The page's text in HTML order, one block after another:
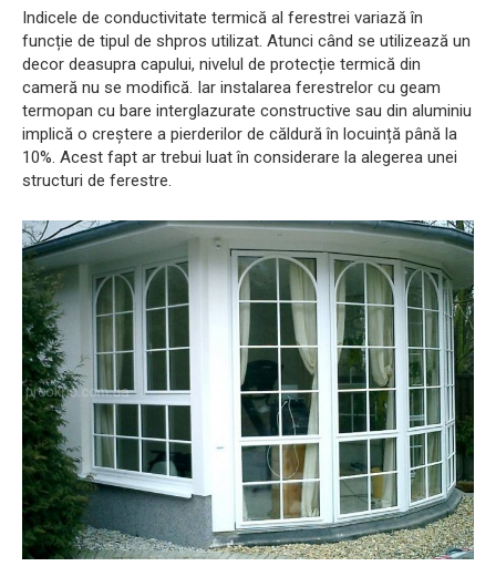
Indicele de conductivitate termică al ferestrei variază în
funcție de tipul de shpros utilizat. Atunci când se utilizează un
decor deasupra capului, nivelul de protecție termică din
cameră nu se modifică. Iar instalarea ferestrelor cu geam
termopan cu bare interglazurate constructive sau din aluminiu
implică o creștere a pierderilor de căldură în locuință până la
10%. Acest fapt ar trebui luat în considerare la alegerea unei
structuri de ferestre.